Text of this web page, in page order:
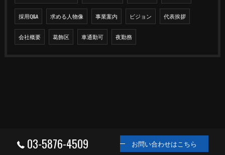
採用Q&A 求める人物像 事業案内 ビジョン 代表挨拶
会社概要 葛飾区 車通勤可 夜勤務
03-5876-4509 お問い合わせはこちら